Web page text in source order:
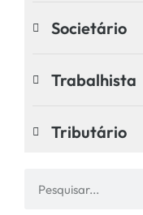
Societário
Trabalhista
Tributário